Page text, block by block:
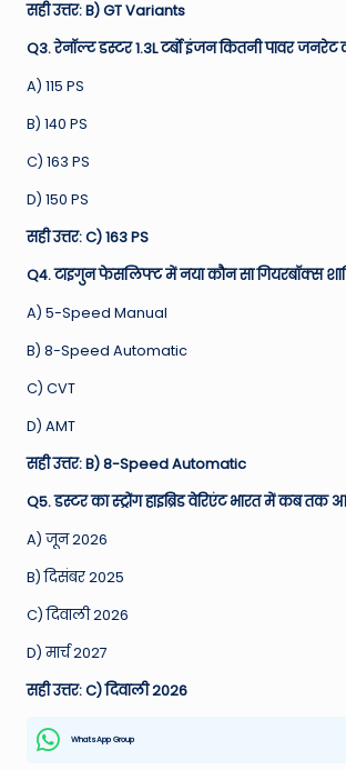
सही उत्तर: B) GT Variants
Q3. रेनॉल्ट डस्टर 1.3L टर्बो इंजन कितनी पावर जनरेट
A) 115 PS
B) 140 PS
C) 163 PS
D) 150 PS
सही उत्तर: C) 163 PS
Q4. टाइगुन फेसलिफ्ट में नया कौन सा गियरबॉक्स
A) 5-Speed Manual
B) 8-Speed Automatic
C) CVT
D) AMT
सही उत्तर: B) 8-Speed Automatic
Q5. डस्टर का स्ट्रोंग हाइब्रिड वेरिएंट भारत में कब तक
A) जून 2026
B) दिसंबर 2025
C) दिवाली 2026
D) मार्च 2027
सही उत्तर: C) दिवाली 2026
WhatsApp Group